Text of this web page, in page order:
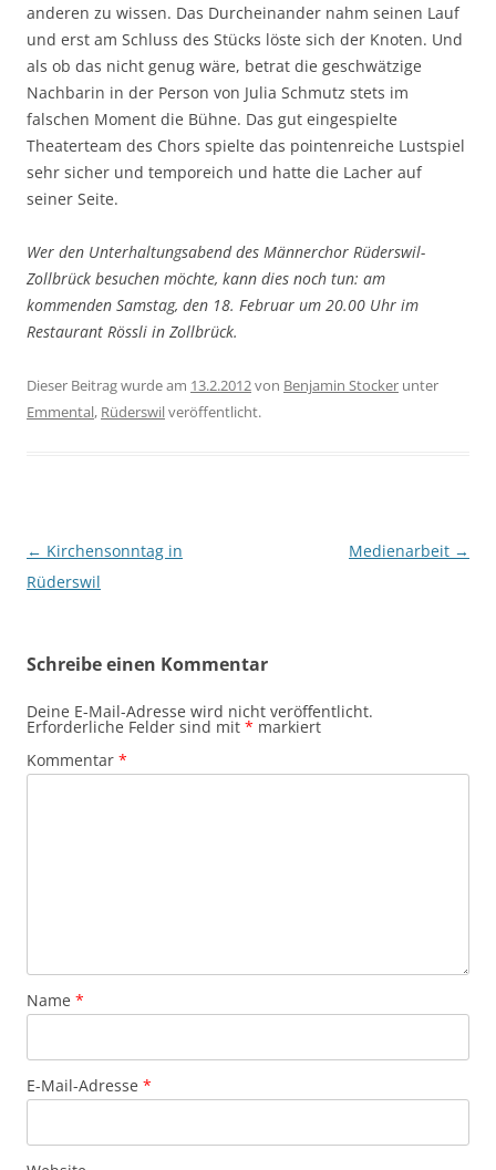
anderen zu wissen. Das Durcheinander nahm seinen Lauf
und erst am Schluss des Stücks löste sich der Knoten. Und
als ob das nicht genug wäre, betrat die geschwätzige
Nachbarin in der Person von Julia Schmutz stets im
falschen Moment die Bühne. Das gut eingespielte
Theaterteam des Chors spielte das pointenreiche Lustspiel
sehr sicher und temporeich und hatte die Lacher auf
seiner Seite.
Wer den Unterhaltungsabend des Männerchor Rüderswil-
Zollbrück besuchen möchte, kann dies noch tun: am
kommenden Samstag, den 18. Februar um 20.00 Uhr im
Restaurant Rössli in Zollbrück.
Dieser Beitrag wurde am 13.2.2012von Benjamin Stocker unter
Emmental, Rüderswilveröffentlicht.
Beitragsnavigation
← Kirchensonntag in
Rüderswil
Medienarbeit →
Schreibe einen Kommentar
Deine E-Mail-Adresse wird nicht veröffentlicht.
Erforderliche Felder sind mit * markiert
Kommentar *
Name *
E-Mail-Adresse *